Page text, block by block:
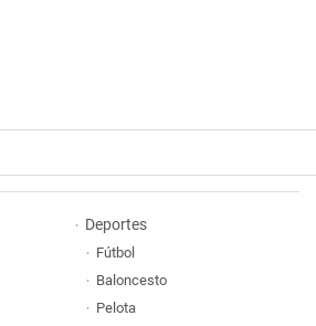
Deportes
Fútbol
Baloncesto
Pelota